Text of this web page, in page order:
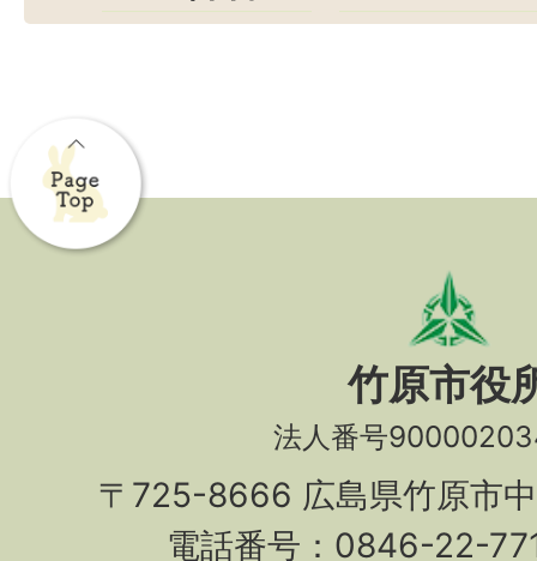
竹原市役
法人番号
〒725-8666 広島県竹原市
電話番号：0846-22-